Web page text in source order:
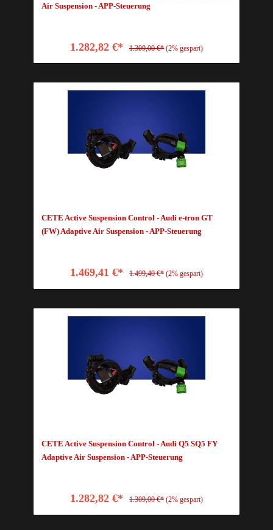
Air Suspension - APP-Steuerung
1.282,82 €* 1.309,00 €* (2% gespart)
CETE Active Suspension Control - Audi e-tron GT
(FW) Adaptive Air Suspension - APP-Steuerung
1.469,41 €* 1.499,40 €* (2% gespart)
CETE Active Suspension Control - Audi Q5 SQ5 FY
Adaptive Air Suspension - APP-Steuerung
1.282,82 €* 1.309,00 €* (2% gespart)